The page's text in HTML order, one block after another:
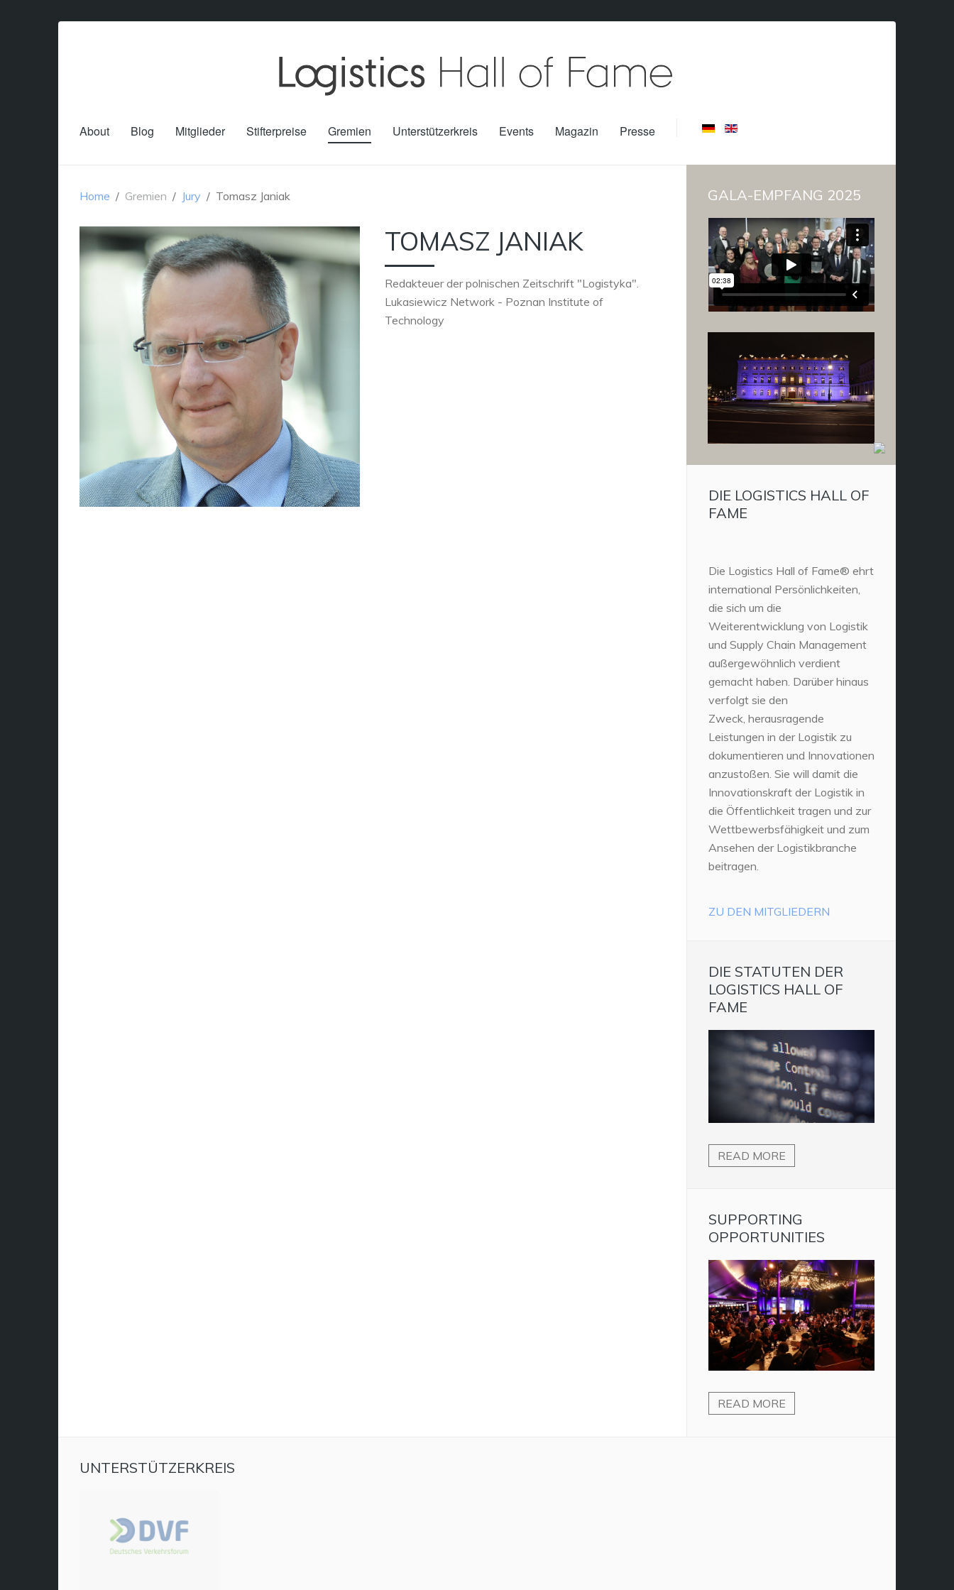
About Blog Mitglieder Stifterpreise Gremien Unterstützerkreis Events Magazin Presse
Home Gremien Jury Tomasz Janiak
TOMASZ JANIAK
Redakteuer der polnischen Zeitschrift "Logistyka".
Lukasiewicz Network - Poznan Institute of
Technology
GALA-EMPFANG 2025
DIE LOGISTICS HALL OF
FAME
Die Logistics Hall of Fame® ehrt
international Persönlichkeiten,
die sich um die
Weiterentwicklung von Logistik
und Supply Chain Management
außergewöhnlich verdient
gemacht haben. Darüber hinaus
verfolgt sie den
Zweck, herausragende
Leistungen in der Logistik zu
dokumentieren und Innovationen
anzustoßen. Sie will damit die
Innovationskraft der Logistik in
die Öffentlichkeit tragen und zur
Wettbewerbsfähigkeit und zum
Ansehen der Logistikbranche
beitragen.
ZU DEN MITGLIEDERN
DIE STATUTEN DER
LOGISTICS HALL OF
FAME
READ MORE
SUPPORTING
OPPORTUNITIES
READ MORE
UNTERSTÜTZERKREIS